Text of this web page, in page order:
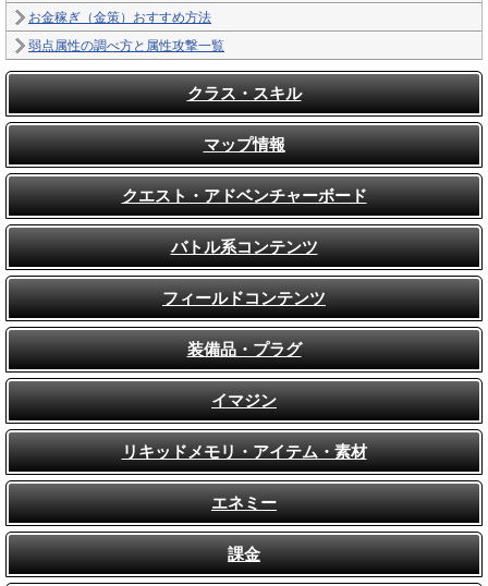
お金稼ぎ（金策）おすすめ方法
弱点属性の調べ方と属性攻撃一覧
クラス・スキル
マップ情報
クエスト・アドベンチャーボード
バトル系コンテンツ
フィールドコンテンツ
装備品・プラグ
イマジン
リキッドメモリ・アイテム・素材
エネミー
課金